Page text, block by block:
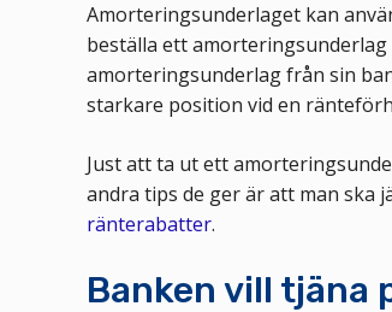
Amorteringsunderlaget kan
beställa ett
amorteringsunderlag från sin
starkare position vid en
Just att ta ut ett
andra tips de ger är att man ska
ränterabatter.
Banken vill tjäna